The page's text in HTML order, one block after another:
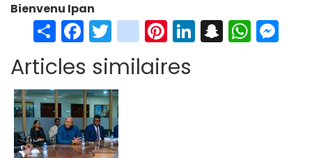
Bienvenu Ipan
S
h
ar
e
Fa
ce
b
o
o
k
T
wi
tt
er
in
st
ag
Pi
er
Li S W
Articles similaires